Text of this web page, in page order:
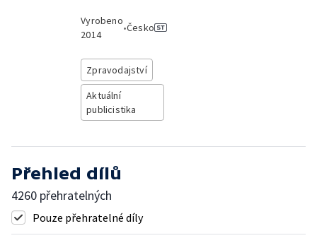
Vyrobeno
2014
•Česko
Zpravodajství
Aktuální
publicistika
Přehled dílů
4260 přehratelných
Pouze přehratelné díly